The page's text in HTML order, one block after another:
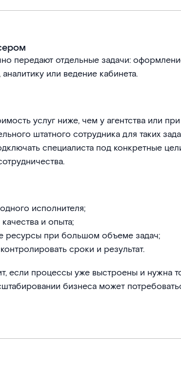
передают отдельные задачи:
или ведение кабинета.
услуг ниже, чем у агентства или
штатного сотрудника для таких
специалиста под конкретные
исполнителя;
и опыта;
ресурсы при большом объеме задач;
сроки и результат.
если процессы уже выстроены и нужна
бизнеса может